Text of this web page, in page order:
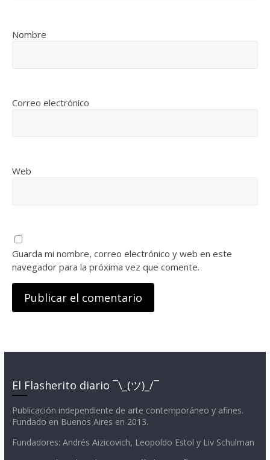
Nombre
Correo electrónico
Web
Guarda mi nombre, correo electrónico y web en este
navegador para la próxima vez que comente.
El Flasherito diario ¯\_(ツ)_/¯
Publicación independiente de arte contemporáneo y afines.
Fundado en Buenos Aires en 2013.
Fundadores: Andrés Aizicovich, Leopoldo Estol y Liv Schulman